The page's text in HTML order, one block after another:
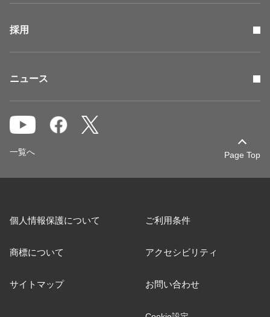
採用
ニュース
Page Top
一覧へ
個人情報保護について ご利用条件
商標について アクセシビリティ
サイトマップ お問い合わせ